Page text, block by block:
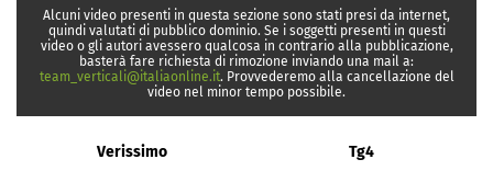
Alcuni video presenti in questa sezione sono stati presi da internet,
quindi valutati di pubblico dominio. Se i soggetti presenti in questi
video o gli autori avessero qualcosa in contrario alla pubblicazione,
basterà fare richiesta di rimozione inviando una mail a:
team_verticali@italiaonline.it. Provvederemo alla cancellazione del
video nel minor tempo possibile.
Verissimo Tg4